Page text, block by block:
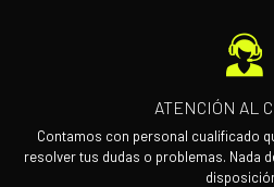
ATENCIÓN AL
Contamos con personal cualificado
resolver tus dudas o problemas. Nada